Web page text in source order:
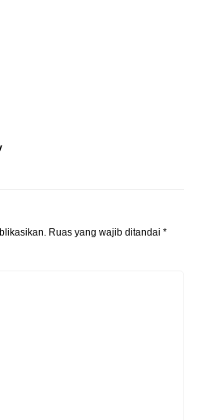
Ruas yang wajib ditandai *